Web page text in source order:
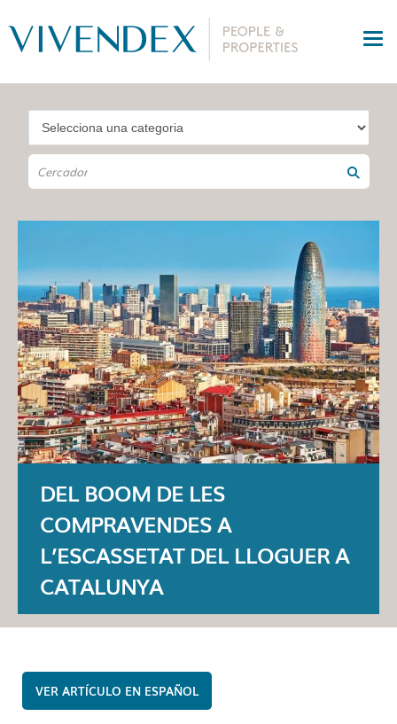
DEL BOOM DE LES
COMPRAVENDES A
L’ESCASSETAT DEL LLOGUER A
CATALUNYA
ESPAÑOL